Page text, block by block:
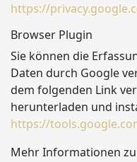
https://
Browser Plugin
Sie können die
Daten durch Google
dem folgenden Link
herunterladen und
https://
Mehr Informationen